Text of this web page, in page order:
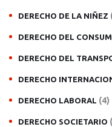
DERECHO DE LA NIÑEZ
DERECHO DEL
DERECHO DEL
DERECHO
DERECHO LABORAL (4)
DERECHO SOCIETARIO